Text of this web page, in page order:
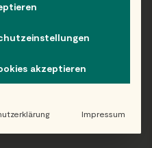
akzeptieren
Impressum